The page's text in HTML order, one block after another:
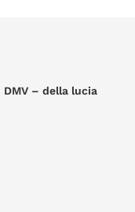
DMV – della lucia